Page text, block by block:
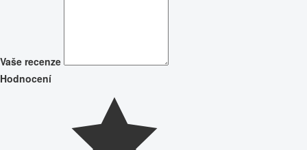
Vaše recenze
Hodnocení